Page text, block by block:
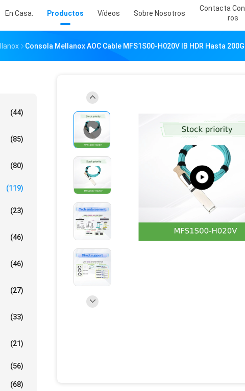
En Casa. Productos Vídeos Sobre Nosotros
Contacta
Ros
Consola Mellanox AOC Cable MFS1S00-H020V IB HDR Hasta
(44)
(85)
(80)
(119)
(23)
(46)
(46)
(27)
(33)
(21)
(56)
(68)